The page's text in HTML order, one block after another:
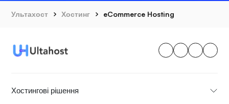
Ультахост Хостинг eCommerce Hosting
Хостингові рішення